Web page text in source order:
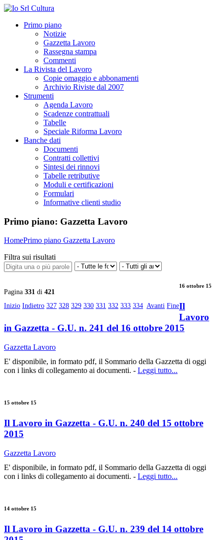
Primo piano
Notizie
Gazzetta Lavoro
Rassegna stampa
Commenti
La Rivista del Lavoro
Copie omaggio e abbonamenti
Archivio Riviste dal 2007
Strumenti
Agenda Lavoro
Scadenze contrattuali
Tabelle
Speciale Riforma Lavoro
Banche dati
Documenti
Contratti collettivi
Sintesi dei rinnovi
Tabelle retributive
Moduli e certificazioni
Formulari
Informative clienti studio
Primo piano: Gazzetta Lavoro
HomePrimo piano Gazzetta Lavoro
Filtra sui risultati
Pagina 331 di 421
Inizio Indietro 327 328 329 330 331 332 333 334 Avanti Fine
16 ottobre 15
Il
Lavoro
in Gazzetta - G.U. n. 241 del 16 ottobre 2015
Gazzetta Lavoro
E' disponibile, in formato pdf, il Sommario della Gazzetta di oggi
con i links di collegamento ai documenti. - Leggi tutto...
15 ottobre 15
Il Lavoro in Gazzetta - G.U. n. 240 del 15 ottobre
2015
Gazzetta Lavoro
E' disponibile, in formato pdf, il Sommario della Gazzetta di oggi
con i links di collegamento ai documenti. - Leggi tutto...
14 ottobre 15
Il Lavoro in Gazzetta - G.U. n. 239 del 14 ottobre